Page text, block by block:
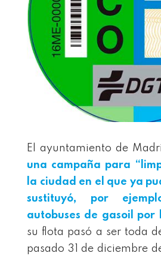
El ayuntamiento de
una campaña para
la ciudad en el que ya
sustituyó, por
autobuses de gasoil por
su flota pasó a ser toda
pasado 31 de diciembre